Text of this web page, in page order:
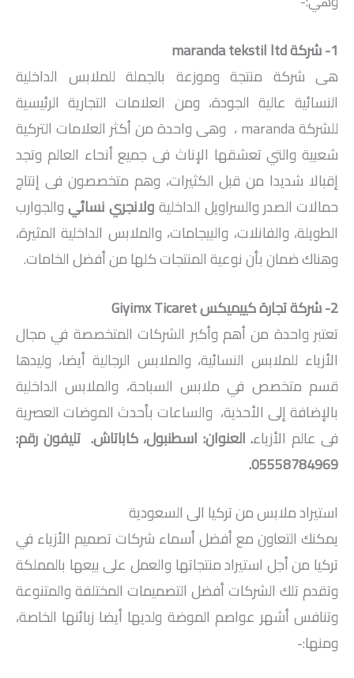
1- شركة
maranda tekstil ltd
هى شركة منتجة وموزعة بالجملة للملابس الداخلية
النسائية عالية الجودة، ومن العلامات التجارية الرئيسية
للشركة maranda ، وهى واحدة من أكثر العلامات التركية
شعبية والتي تعشقها الإناث فى جميع أنحاء العالم وتجد
إقبالا شديدا من قبل الكثيرات، وهم متخصصون فى إنتاج
حمالات الصدر والسراويل الداخليةولانجري نسائيوالجوارب
الطويلة، والفانلات، والبيجامات، والملابس الداخلية المثيرة،
وهناك ضمان بأن نوعية المنتجات كلها من أفضل الخامات.
2- شركة تجارة كييميكس
Giyimx Ticaret
تعتبر واحدة من أهم وأكبر الشركات المتخصصة في مجال
الأزياء للملابس النسائية، والملابس الرجالية أيضا، وليدها
قسم متخصص في ملابس السباحة، والملابس الداخلية
بالإضافة إلى الأحذية، والساعات بأحدث الموضات العصرية
فى عالم الأزياء. العنوان: اسطنبول، كاباتاش. تليفون رقم:
05558784969.
استيراد ملابس من تركيا الى السعودية
يمكنك التعاون مع أفضل أسماء شركات تصميم الأزياء في
تركيا من أجل استيراد منتجاتها والعمل على بيعها بالمملكة
وتقدم تلك الشركات أفضل التصميمات المختلفة والمتنوعة
وتنافس أشهر عواصم الموضة ولديها أيضا زبائنها الخاصة،
ومنها:-